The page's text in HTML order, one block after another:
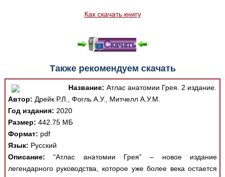
Как скачать книгу
Также рекомендуем скачать
Название: Атлас анатомии Грея. 2 издание.
Автор: Дрейк Р.Л., Фогль А.У., Митчелл А.У.М.
Год издания: 2020
Размер: 442.75 МБ
Формат: pdf
Язык: Русский
Описание: “Атлас анатомии Грея” – новое издание
легендарного руководства, которое уже более века остается